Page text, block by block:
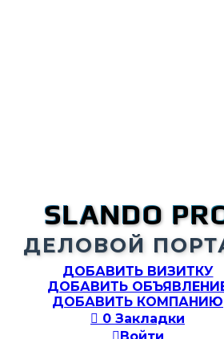
SLANDO
ДЕЛОВОЙ
ДОБАВИТЬ ВИЗИТКУ
ДОБАВИТЬ
ДОБАВИТЬ КОМПАНИЮ
 0 Закладки